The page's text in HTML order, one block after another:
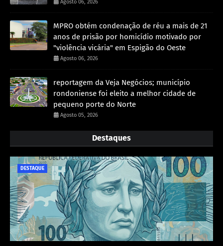
Agosto 06, 2026
MPRO obtém condenação de réu a mais de 21
anos de prisão por homicídio motivado por
"violência vicária" em Espigão do Oeste
Agosto 06, 2026
reportagem da Veja Negócios; município
rondoniense foi eleito a melhor cidade de
pequeno porte do Norte
Agosto 05, 2026
Destaques
DESTAQUE